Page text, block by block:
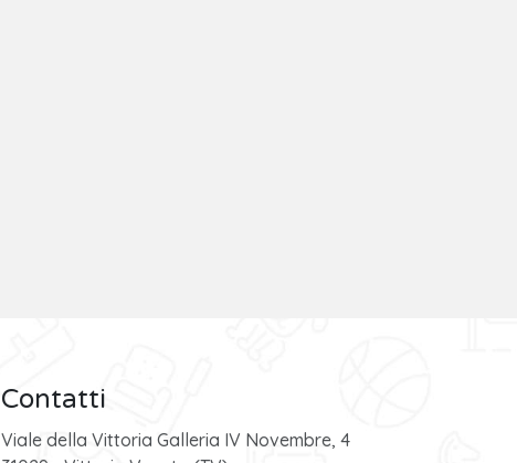
Contatti
Viale della Vittoria Galleria IV Novembre, 4